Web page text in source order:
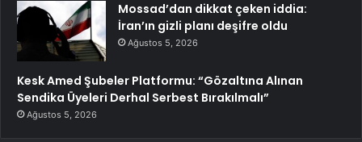
Mossad’dan dikkat çeken iddia:
İran’ın gizli planı deşifre oldu
Ağustos 5, 2026
Kesk Amed Şubeler Platformu: “Gözaltına Alınan
Sendika Üyeleri Derhal Serbest Bırakılmalı”
Ağustos 5, 2026